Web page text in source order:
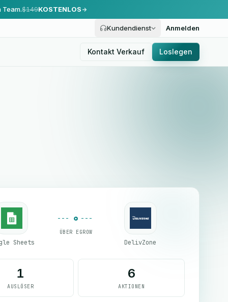
Team.$149KOSTENLOS
Kundendienst Anmelden
Kontakt Verkauf Loslegen
Sheets
ÜBER EGROW
DelivZone
1
AUSLÖSER
6
AKTIONEN